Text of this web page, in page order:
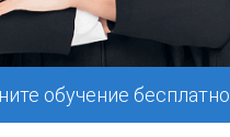
обучение бесплатно